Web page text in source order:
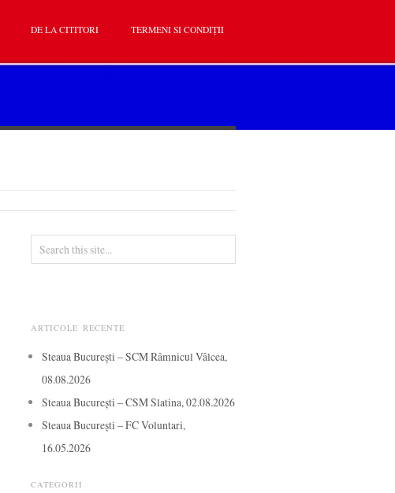
DE LA CITITORI TERMENI SI CONDIȚII
ARTICOLE RECENTE
Steaua București – SCM Râmnicul Vâlcea,
08.08.2026
Steaua București – CSM Slatina, 02.08.2026
Steaua București – FC Voluntari,
16.05.2026
CATEGORII